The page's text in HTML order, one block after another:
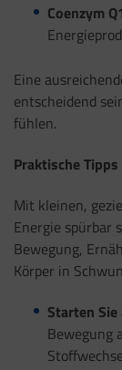
Coenzym
Eine
entscheidend
fühlen.
Praktische
Mit kleinen,
Energie spürbar
Bewegung,
Körper in
Starten
Bewegung